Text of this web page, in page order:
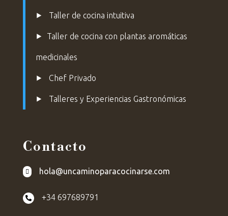
⯈ Taller de cocina intuitiva
⯈ Taller de cocina con plantas aromáticas
medicinales
⯈ Chef Privado
⯈ Talleres y Experiencias Gastronómicas
Contacto
 hola@uncaminoparacocinarse.com
 +34 697689791